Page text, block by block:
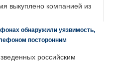
выкуплено компанией из
обнаружили уязвимость,
посторонним
российским